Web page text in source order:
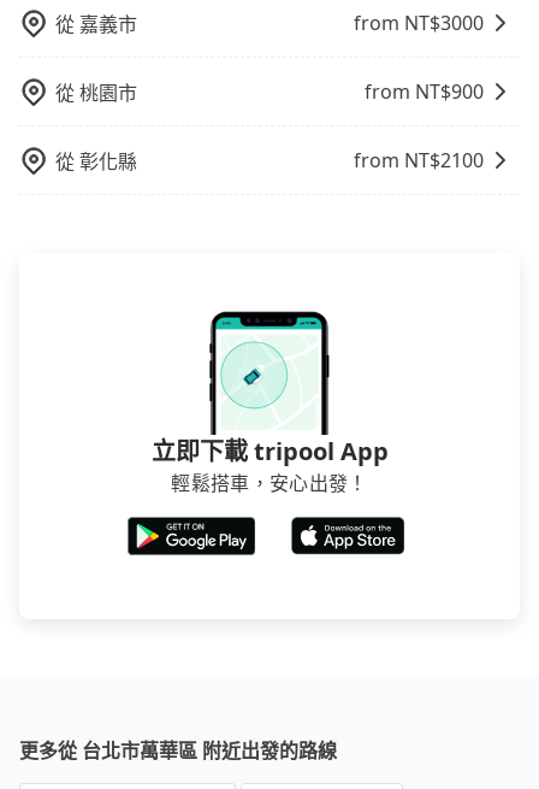
從 嘉義市 from NT$3000
從桃園市 from NT$900
從彰化縣 from NT$2100
立即下載 tripool App
輕鬆搭車，安心出發！
更多從 台北市萬華區 附近出發的路線